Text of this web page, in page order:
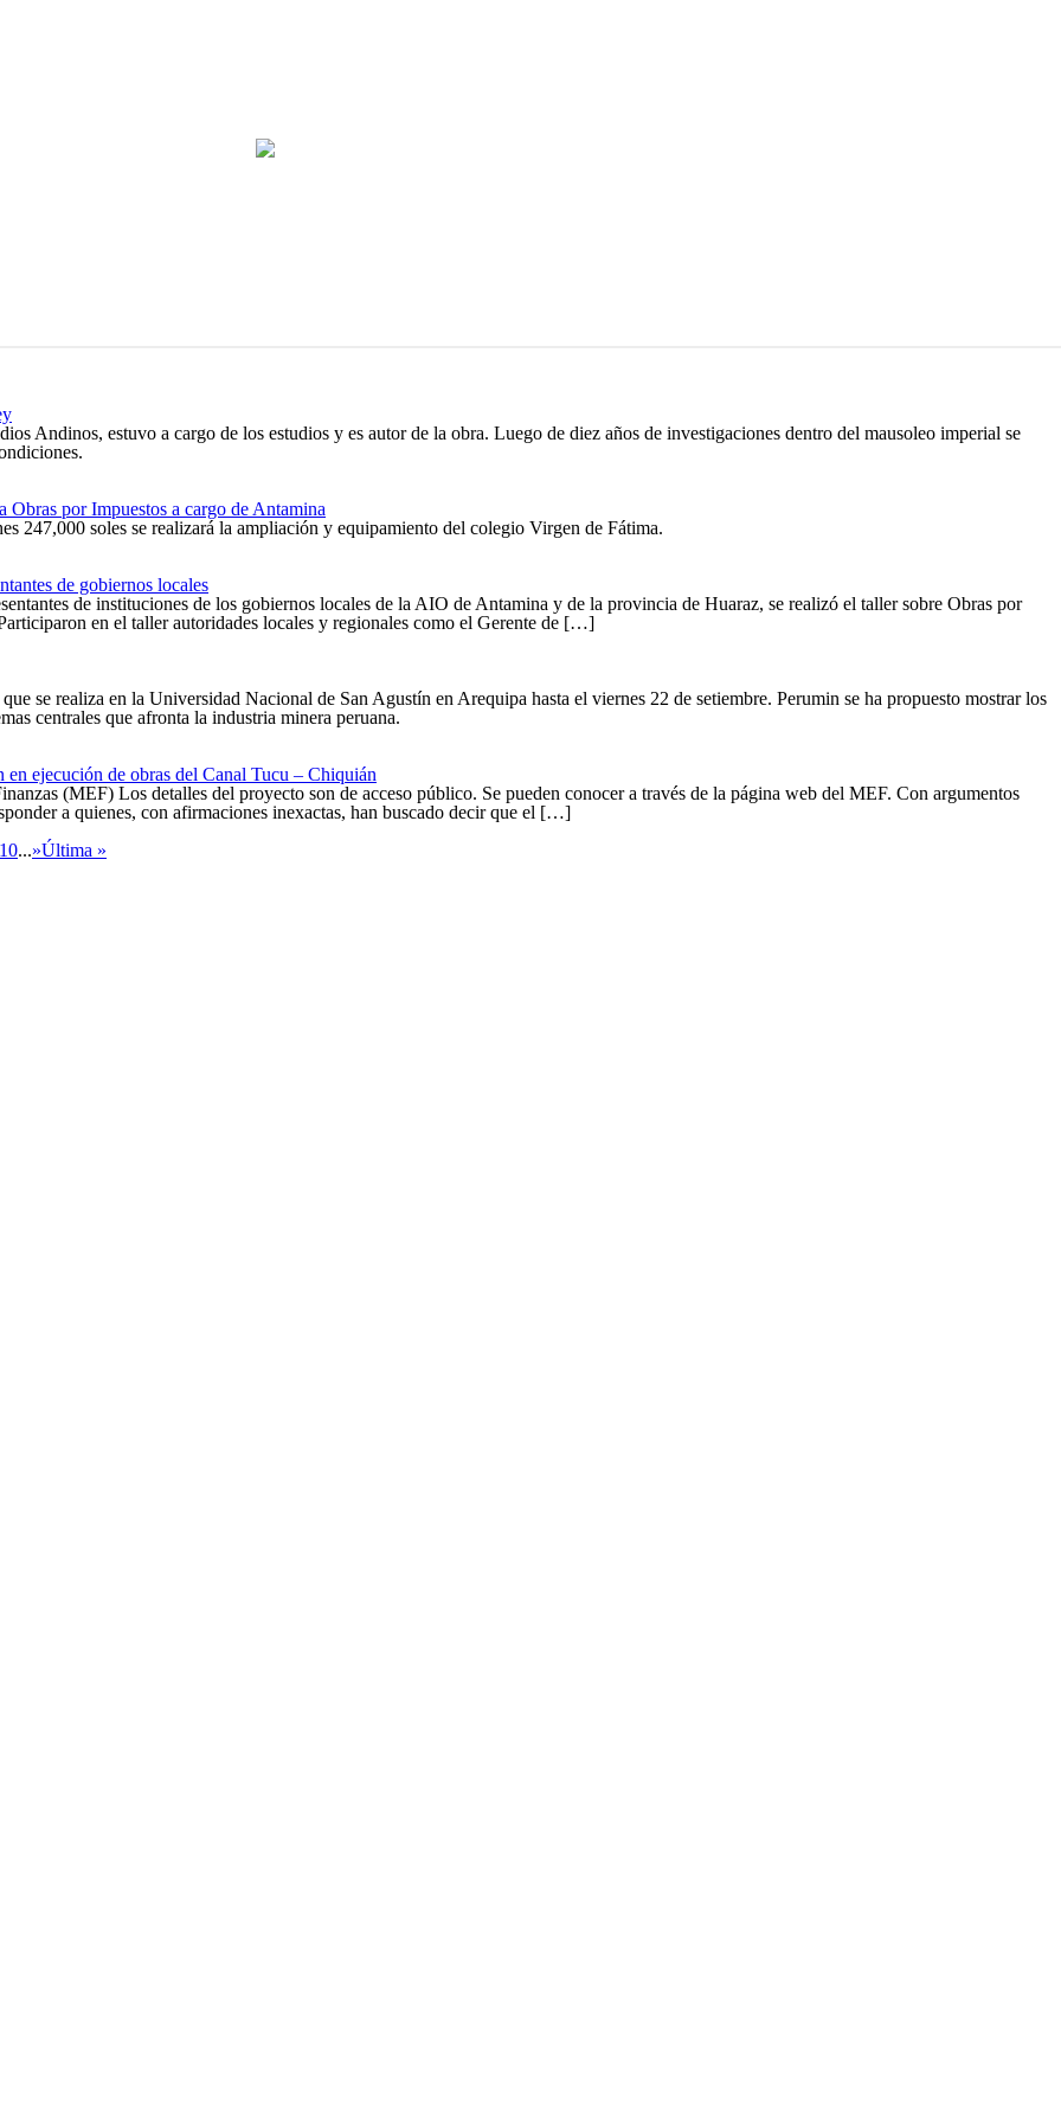
Andinos, estuvo a cargo de los estudios y es autor de la obra. Luego de diez años de investigaciones dentro del mausoleo imperial se
por Impuestos a cargo de Antamina
247,000 soles se realizará la ampliación y equipamiento del colegio Virgen de Fátima.
de gobiernos locales
de instituciones de los gobiernos locales de la AIO de Antamina y de la provincia de Huaraz, se realizó el taller sobre Obras por
en el taller autoridades locales y regionales como el Gerente de […]
se realiza en la Universidad Nacional de San Agustín en Arequipa hasta el viernes 22 de setiembre. Perumin se ha propuesto mostrar los
centrales que afronta la industria minera peruana.
ejecución de obras del Canal Tucu – Chiquián
(MEF) Los detalles del proyecto son de acceso público. Se pueden conocer a través de la página web del MEF. Con argumentos
a quienes, con afirmaciones inexactas, han buscado decir que el […]
...»Última »